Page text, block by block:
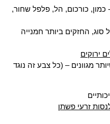
- כמון, כורכום, הל, פלפל שחור,
סוג, החזקים ביותר חמנייה
ירוקים
מגוונים – (כל צבע זה נוגד
זרעי פשתן